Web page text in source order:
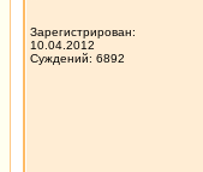
Зарегистрирован:
10.04.2012
Суждений: 6892